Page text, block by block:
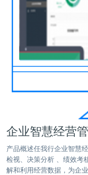
企业智慧经营
产品概述任我行企业智慧
检视、决策分析 、绩效考
解和利用经营数据，为企